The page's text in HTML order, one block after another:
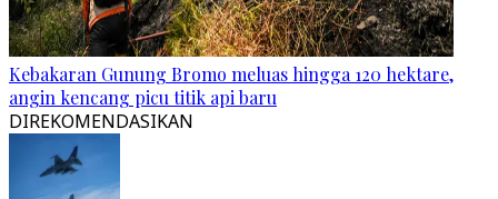
Kebakaran Gunung Bromo meluas hingga 120 hektare,
angin kencang picu titik api baru
DIREKOMENDASIKAN